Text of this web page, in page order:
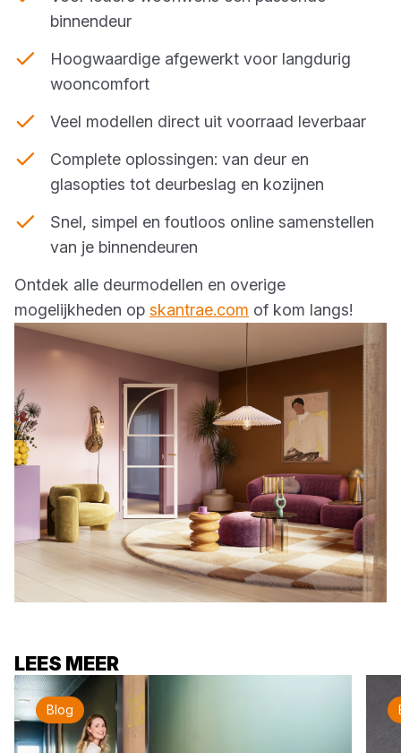
binnendeur
Hoogwaardige afgewerkt voor langdurig
wooncomfort
Veel modellen direct uit voorraad leverbaar
Complete oplossingen: van deur en
glasopties tot deurbeslag en kozijnen
Snel, simpel en foutloos online samenstellen
van je binnendeuren
Ontdek alle deurmodellen en overige
mogelijkheden op skantrae.com of kom langs!
LEES MEER
Blog